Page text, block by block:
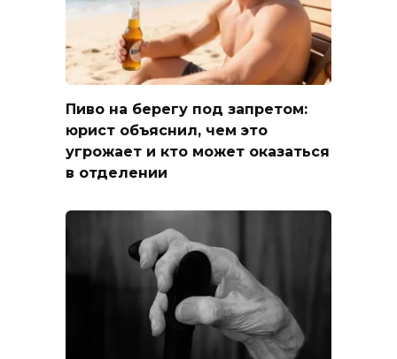
Пиво на берегу под запретом:
юрист объяснил, чем это
угрожает и кто может оказаться
в отделении